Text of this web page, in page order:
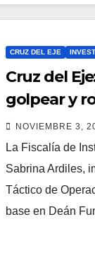
CRUZ DEL EJE
Cruz del
golpear y
NOVIEMBRE 3,
La Fiscalía de
Sabrina Ardiles,
Táctico de
base en Deán